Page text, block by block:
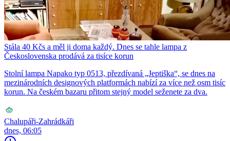
Stála 40 Kčs a měl ji doma každý. Dnes se tahle lampa z
Československa prodává za tisíce korun
Stolní lampa Napako typ 0513, přezdívaná „Jeptiška“, se dnes na
mezinárodních designových platformách nabízí za více než osm tisíc
korun. Na českém bazaru přitom stejný model seženete za dva.
Chalupáři-Zahrádkáři
dnes, 06:05